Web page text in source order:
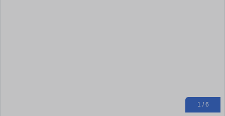
1 / 6